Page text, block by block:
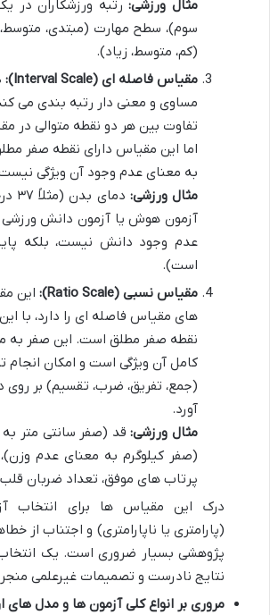
مثال ورزشی:رتبه ورزشکاران در
سوم)، سطح مهارت (مبتدی،
(کم، متوسط، زیاد).
مقیاس فاصله ای (Interval Scale):
مساوی و معنی دار رتبه بندی می
تفاوت بین هر دو نقطه متوالی در
اما این مقیاس دارای نقطه صفر
به معنای عدم وجود آن ویژگی
مثال ورزشی:
آزمون هوش یا آزمون دانش
عدم وجود دانش نیست، بلکه
است).
مقیاس نسبی (Ratio Scale):
این
های مقیاس فاصله ای را دارد، با
نقطه صفر مطلق است. این صفر به
کامل آن ویژگی است و امکان انجام
(جمع، تفریق، ضرب، تقسیم) بر روی
آورد.
مثال ورزشی:قد (صفر سانتی متر
(صفر کیلوگرم به معنای عدم
پرتاب های موفق، تعداد ضربان
درک این مقیاس ها برای انتخاب
(پارامتری یا ناپارامتری) و اجتناب از
پژوهشی بسیار ضروری است. یک انتخاب
نتایج نادرست و تصمیمات غیرعلمی
مروری بر انواع کلی آزمون ها و مدل های